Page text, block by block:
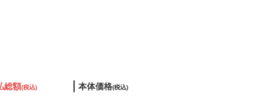
総額(税込) 本体価格(税込)